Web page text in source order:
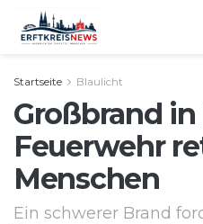
Startseite Blaulicht
Großbrand
Feuerwehr
Menschen
Ein schwerer Brand